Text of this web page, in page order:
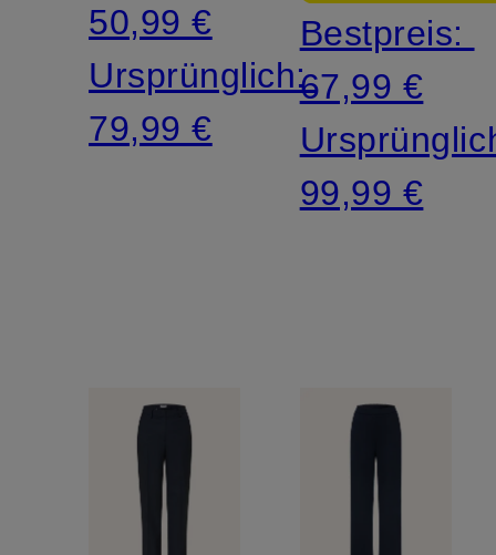
50,99 €
Ursprünglich:
79,99 €
Bestpreis:
67,99 €
99,99 €